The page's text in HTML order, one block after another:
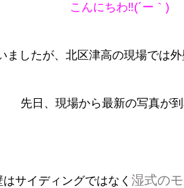
こんにちわ‼(´ー｀)
ましたが、北区津高の現場では
先日、現場から最新の写真が
サイディングではなく 湿式の